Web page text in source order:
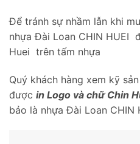
Để tránh sự nhầm lẫn khi
nhựa Đài Loan CHIN HUEI
Huei trên tấm nhựa
Quý khách hàng xem kỹ
được in Logo và chữ Chin
bảo là nhựa Đài Loan CHIN